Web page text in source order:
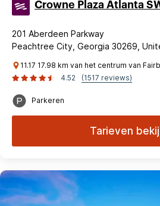
Crowne Plaza Atlanta
201 Aberdeen Parkway
Peachtree City, Georgia 30269,
11.17 17.98 km van het centrum van
4.52
(1517 reviews)
Parkeren
Tarieven